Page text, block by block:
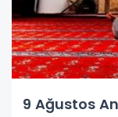
9 Ağustos